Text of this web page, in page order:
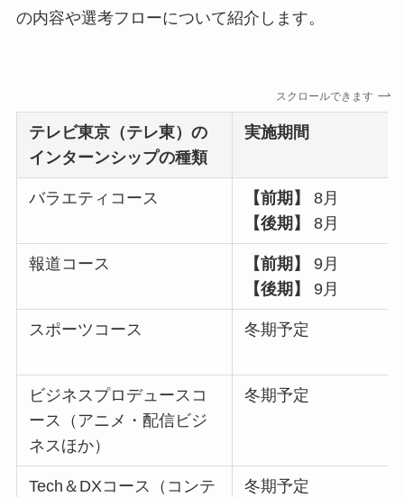
の内容や選考フローについて紹介します。
スクロールできます
テレビ東京（テレ東）の
インターンシップの種類
実施期間
バラエティコース 【前期】
8月
【後期】
8月
報道コース 【前期】
9月
【後期】
9月
スポーツコース 冬期予定
ビジネスプロデュースコ
ース（アニメ・配信ビジ
ネスほか）
冬期予定
Tech＆DXコース（コンテ
冬期予定